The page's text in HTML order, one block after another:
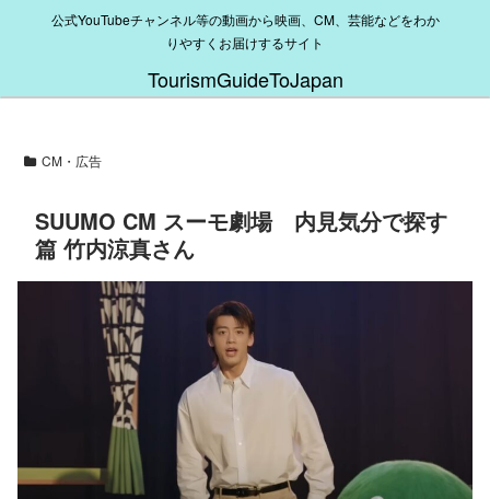
公式YouTubeチャンネル等の動画から映画、CM、芸能などをわか
りやすくお届けするサイト
TourismGuideToJapan
CM・広告
SUUMO CM スーモ劇場 内見気分で探す
篇 竹内涼真さん